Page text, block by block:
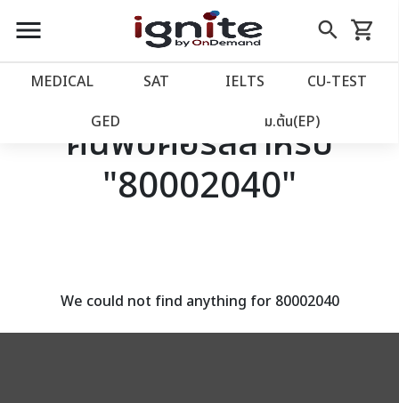
close
account_balance หน้าแรก
เว็บไซต์อิกไนท์
โปรโมชั่น
assignment ลงทะเบียน
menu search
Skip
to
shopping_cart
รถเข็น
MEDICAL SAT IELTS CU‑TEST
GED ม.ต้น(EP)
ค้นพบคอร์สสำหรับ
"80002040"
We could not find anything for 80002040